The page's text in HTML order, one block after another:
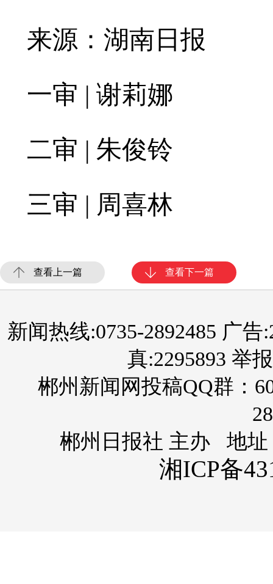
来源：湖南日报
一审 | 谢莉娜
二审 | 朱俊铃
三审 | 周喜林
查看上一篇 查看下一篇
新闻热线:0735-2892485 广告
真:2295893 举
郴州新闻网投稿QQ群：
郴州日报社 主办 地址
湘ICP备